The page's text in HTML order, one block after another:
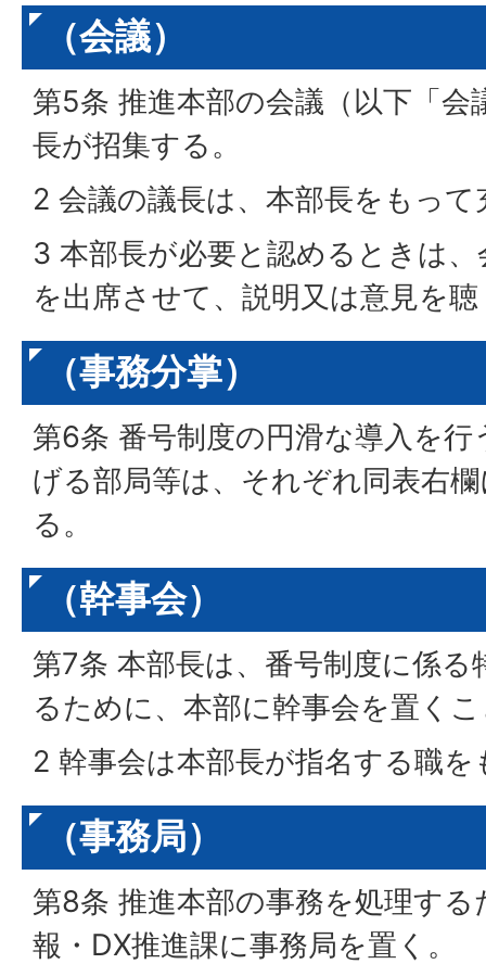
（会議）
第5条 推進本部の会議（以下「会
長が招集する。
2 会議の議長は、本部長をもって
3 本部長が必要と認めるときは
を出席させて、説明又は意見を
（事務分掌）
第6条 番号制度の円滑な導入を
げる部局等は、それぞれ同表右
る。
（幹事会）
第7条 本部長は、番号制度に係
るために、本部に幹事会を置く
2 幹事会は本部長が指名する職
（事務局）
第8条 推進本部の事務を処理する
報・DX推進課に事務局を置く。